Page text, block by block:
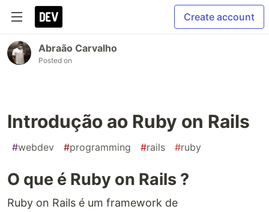
Create account
Abraão Carvalho
Posted on
Introdução ao Ruby on Rails
#webdev #programming #rails #ruby
O que é Ruby on Rails ?
Ruby on Rails é um framework de